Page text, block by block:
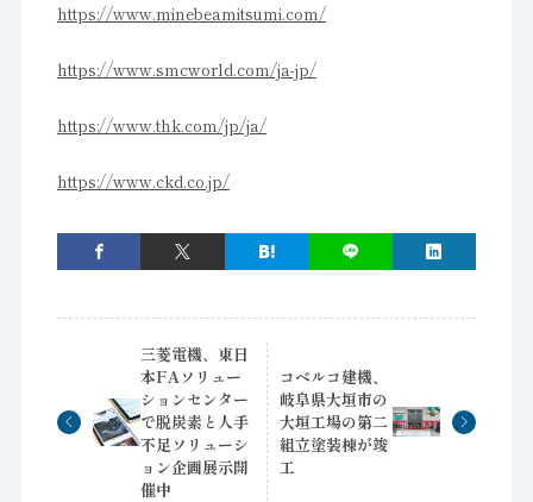
https://www.minebeamitsumi.com/
https://www.smcworld.com/ja-jp/
https://www.thk.com/jp/ja/
https://www.ckd.co.jp/
三菱電機、東日
本FAソリュー
ションセンター
で脱炭素と人手
不足ソリューシ
ョン企画展示開
催中
コベルコ建機、
岐阜県大垣市の
大垣工場の第二
組立塗装棟が竣
工